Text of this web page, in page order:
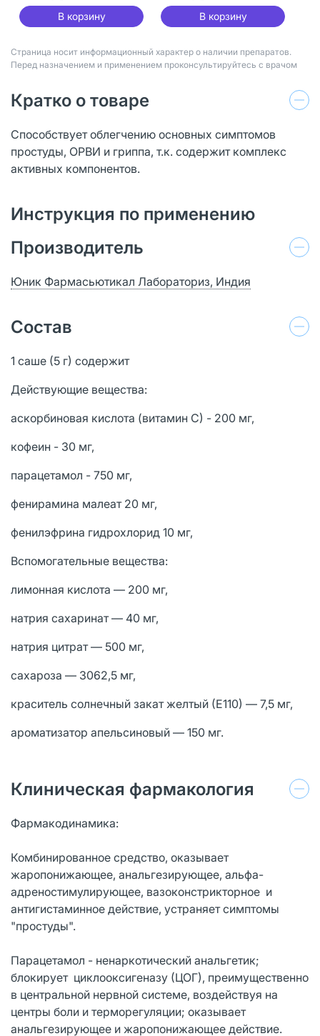
В корзину В корзину
Страница носит информационный характер о наличии препаратов.
Перед назначением и применением проконсультируйтесь с врачом
Кратко о товаре
Способствует облегчению основных симптомов
простуды, ОРВИ и гриппа, т.к. содержит комплекс
активных компонентов.
Инструкция по применению
Производитель
Юник Фармасьютикал Лабораториз, Индия
Состав
1 саше (5 г) содержит
Действующие вещества:
аскорбиновая кислота (витамин С) - 200 мг,
кофеин - 30 мг,
парацетамол - 750 мг,
фенирамина малеат 20 мг,
фенилэфрина гидрохлорид 10 мг,
Вспомогательные вещества:
лимонная кислота — 200 мг,
натрия сахаринат — 40 мг,
натрия цитрат — 500 мг,
сахароза — 3062,5 мг,
краситель солнечный закат желтый (Е110) — 7,5 мг,
ароматизатор апельсиновый — 150 мг.
Клиническая фармакология
Фармакодинамика:
Комбинированное средство, оказывает
жаропонижающее, анальгезирующее, альфа-
адреностимулирующее, вазоконстрикторное и
антигистаминное действие, устраняет симптомы
"простуды".
Парацетамол - ненаркотический анальгетик;
блокирует циклооксигеназу (ЦОГ), преимущественно
в центральной нервной системе, воздействуя на
центры боли и терморегуляции; оказывает
анальгезирующее и жаропонижающее действие.